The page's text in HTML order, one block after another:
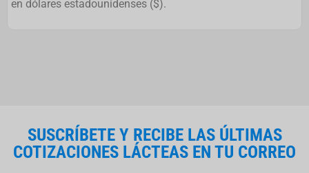
en dólares estadounidenses ($).
SUSCRÍBETE Y RECIBE LAS ÚLTIMAS
COTIZACIONES LÁCTEAS EN TU CORREO